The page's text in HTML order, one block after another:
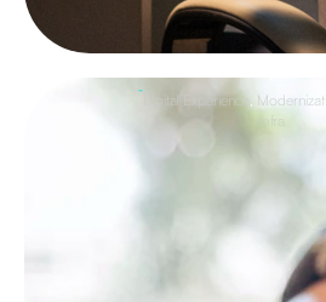
Digital Experience ,
Infra